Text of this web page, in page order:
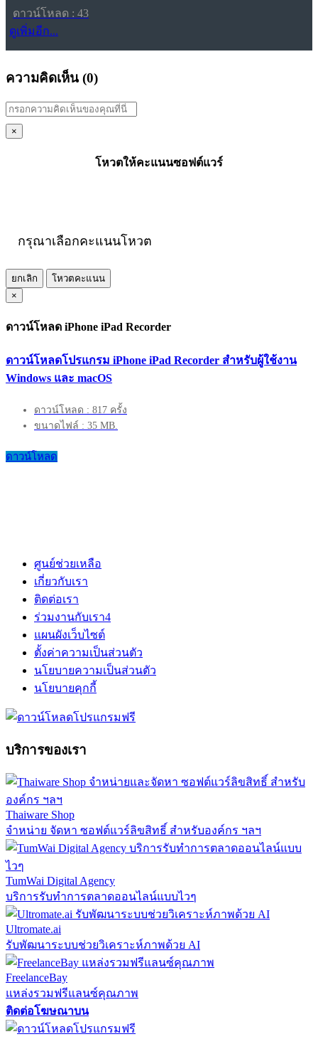
ดาวน์โหลด : 43
ดูเพิ่มอีก...
ความคิดเห็น (0)
×
โหวตให้คะแนนซอฟต์แวร์
กรุณาเลือกคะแนนโหวต
ยกเลิก
โหวตคะแนน
×
ดาวน์โหลด iPhone iPad Recorder
ดาวน์โหลดโปรแกรม iPhone iPad Recorder สำหรับผู้ใช้งาน
Windows และ macOS
ดาวน์โหลด : 817 ครั้ง
ขนาดไฟล์ : 35 MB.
ดาวน์โหลด
ศูนย์ช่วยเหลือ
เกี่ยวกับเรา
ติดต่อเรา
ร่วมงานกับเรา4
แผนผังเว็บไซต์
ตั้งค่าความเป็นส่วนตัว
นโยบายความเป็นส่วนตัว
นโยบายคุกกี้
บริการของเรา
Thaiware Shop
จำหน่าย จัดหา ซอฟต์แวร์ลิขสิทธิ์ สำหรับองค์กร ฯลฯ
TumWai Digital Agency
บริการรับทำการตลาดออนไลน์แบบไวๆ
Ultromate.ai
รับพัฒนาระบบช่วยวิเคราะห์ภาพด้วย AI
FreelanceBay
แหล่งรวมฟรีแลนซ์คุณภาพ
ติดต่อโฆษณาบน